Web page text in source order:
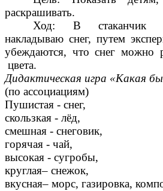
раскрашивать.
Ход: В стаканчик
накладываю снег, путем
убеждаются, что снег можно
цвета.
Дидактическая игра «Какая
(по ассоциациям)
Пушистая - снег,
скользкая - лёд,
смешная - снеговик,
горячая - чай,
высокая - сугробы,
круглая– снежок,
вкусная– морс, газировка,